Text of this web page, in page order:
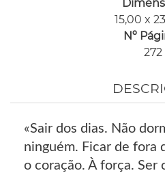
15,00 x
Nº
272
«Sair dos dias. Não
ninguém. Ficar de fora
o coração. À força. Ser